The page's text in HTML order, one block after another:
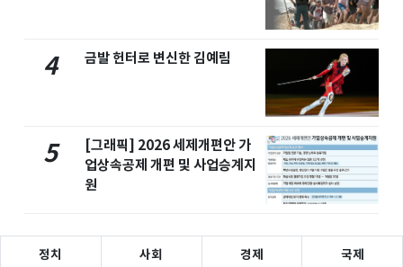
4 금발 헌터로 변신한 김예림
5
[그래픽] 2026 세제개편안 가
업상속공제 개편 및 사업승계지
원
정치 사회 경제 국제